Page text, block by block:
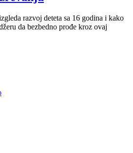
razvoj deteta sa 16 godina i kako
da bezbedno prođe kroz ovaj